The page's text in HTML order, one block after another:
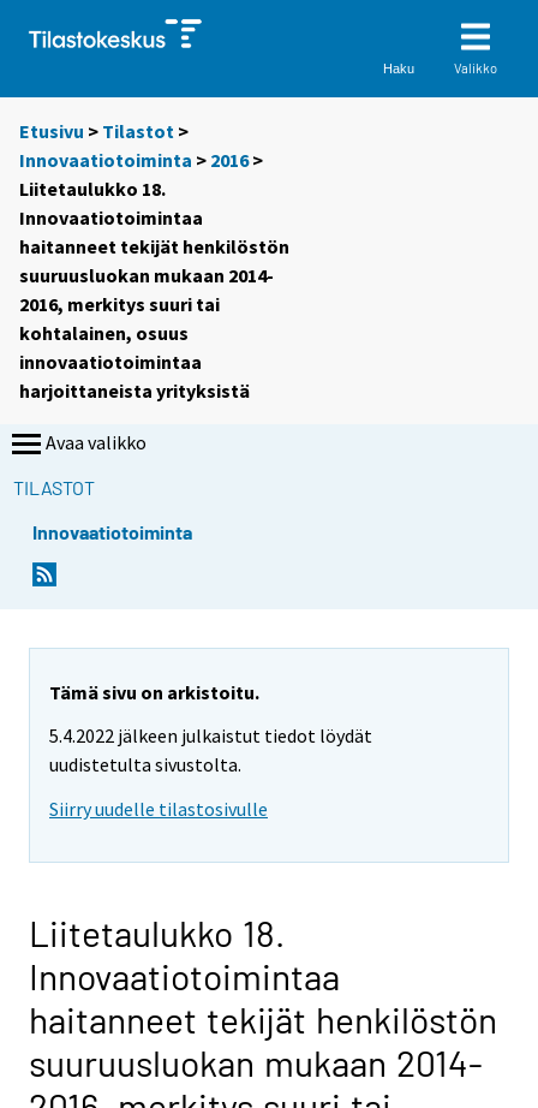
Haku Valikko
Etusivu > Tilastot >
Innovaatiotoiminta > 2016>
Liitetaulukko 18.
Innovaatiotoimintaa
haitanneet tekijät henkilöstön
suuruusluokan mukaan 2014-
2016, merkitys suuri tai
kohtalainen, osuus
innovaatiotoimintaa
harjoittaneista yrityksistä
Avaa valikko
TILASTOT
Innovaatiotoiminta
Tämä sivu on arkistoitu.
5.4.2022 jälkeen julkaistut tiedot löydät
uudistetulta sivustolta.
Siirry uudelle tilastosivulle
Liitetaulukko 18.
Innovaatiotoimintaa
haitanneet tekijät henkilöstön
suuruusluokan mukaan 2014-